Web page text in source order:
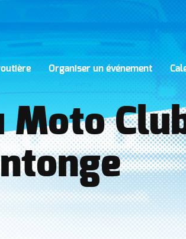
Organiser un événement
Moto